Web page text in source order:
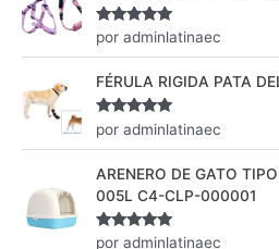
Valorado
con
por adminlatinaec
FÉRULA RIGIDA PATA
Valorado
con
por adminlatinaec
ARENERO DE GATO
005L C4-CLP-000001
Valorado
por adminlatinaec